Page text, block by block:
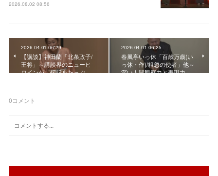
2026.08.02 08:56
2026.04.01 06:29
【講談】神田蘭「北条政子/
王将」～講談界のニューヒ
ロインが、伝記をたっぷ…
2026.04.01 06:25
春風亭いっ休「百歳万歳(い
っ休・作)/粗忽の使者」他～
深い人間観察力と表現力…
0コメント